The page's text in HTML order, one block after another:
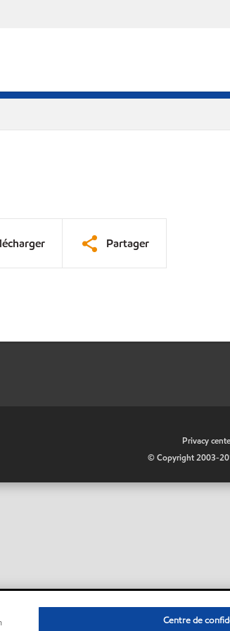
Partager
Privacy
© Copyright 2003-
Centre de